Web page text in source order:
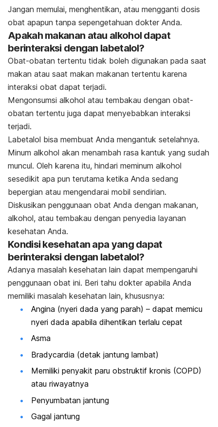
Jangan memulai, menghentikan, atau mengganti dosis
obat apapun tanpa sepengetahuan dokter Anda.
Apakah makanan atau alkohol dapat
berinteraksi dengan labetalol?
Obat-obatan tertentu tidak boleh digunakan pada saat
makan atau saat makan makanan tertentu karena
interaksi obat dapat terjadi.
Mengonsumsi alkohol atau tembakau dengan obat-
obatan tertentu juga dapat menyebabkan interaksi
terjadi.
Labetalol bisa membuat Anda mengantuk setelahnya.
Minum alkohol akan menambah rasa kantuk yang sudah
muncul. Oleh karena itu, hindari meminum alkohol
sesedikit apa pun terutama ketika Anda sedang
bepergian atau mengendarai mobil sendirian.
Diskusikan penggunaan obat Anda dengan makanan,
alkohol, atau tembakau dengan penyedia layanan
kesehatan Anda.
Kondisi kesehatan apa yang dapat
berinteraksi dengan labetalol?
Adanya masalah kesehatan lain dapat mempengaruhi
penggunaan obat ini. Beri tahu dokter apabila Anda
memiliki masalah kesehatan lain, khususnya:
Angina (nyeri dada yang parah) – dapat memicu
nyeri dada apabila dihentikan terlalu cepat
Asma
Bradycardia (detak jantung lambat)
Memiliki penyakit paru obstruktif kronis (COPD)
atau riwayatnya
Penyumbatan jantung
Gagal jantung